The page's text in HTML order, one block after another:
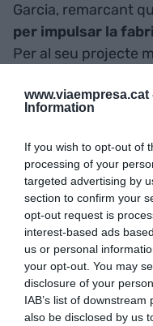
www.viaempresa.cat
Information
If you wish to opt-out of
processing of your
targeted advertising by
section to confirm your
opt-out request is
interest-based ads
us or personal
your opt-out. You may
disclosure of your
IAB’s list of
also be disclosed by us
Garcia, remarcant
per impulsar la
Per al seu projecte
Desenvolupament
Per accedir a
aval que els ha
públic-privada
que és l'única
Catalunya."Vam
per fer front al
conjunts
maquinària